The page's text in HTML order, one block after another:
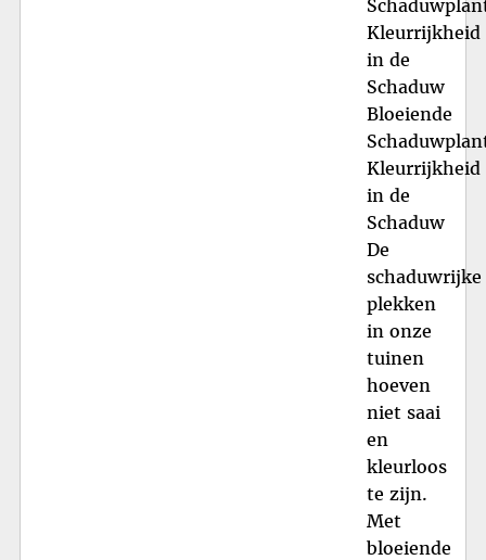
Kleurrijkheid
in de
Schaduw
Bloeiende
Kleurrijkheid
in de
Schaduw
De
schaduwrijke
plekken
in onze
tuinen
hoeven
niet saai
en
kleurloos
te zijn.
Met
bloeiende